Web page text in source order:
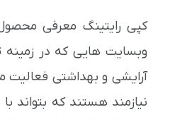
کپی رایتینگ معرفی
وبسایت هایی که در زمینه
آرایشی و بهداشتی فعالیت
نیازمند هستند که بتواند